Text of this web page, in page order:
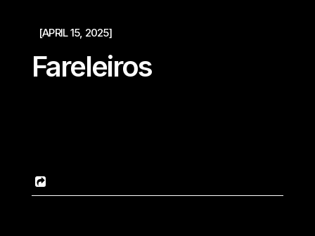
[APRIL 15, 2025]
Fareleiros